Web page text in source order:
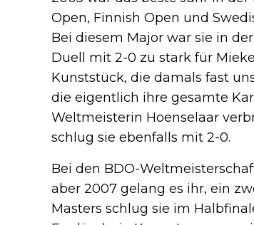
Open, Finnish Open und
Bei diesem Major war sie in
Duell mit 2-0 zu stark für
Kunststück, die damals fast
die eigentlich ihre gesamte
Weltmeisterin Hoenselaar
schlug sie ebenfalls mit 2-0.
Bei den BDO-
aber 2007 gelang es ihr, ein
Masters schlug sie im